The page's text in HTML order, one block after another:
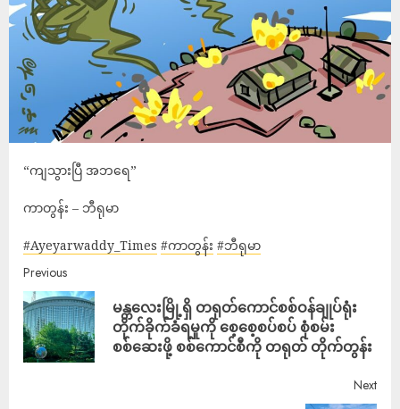
“ကျသွားပြီ အဘရေ”
ကာတွန်း – ဘီရုမာ
#Ayeyarwaddy_Times #ကာတွန်း #ဘီရုမာ
Previous
မန္တလေးမြို့ရှိ တရုတ်ကောင်စစ်ဝန်ချုပ်ရုံး
တိုက်ခိုက်ခံရမှုကို စေ့စေ့စပ်စပ် စုံစမ်း
စစ်ဆေးဖို့ စစ်ကောင်စီကို တရုတ် တိုက်တွန်း
Next